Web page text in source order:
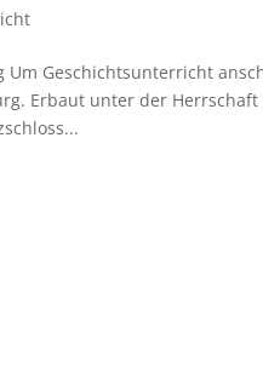
Um Geschichtsunterricht
Erbaut unter der